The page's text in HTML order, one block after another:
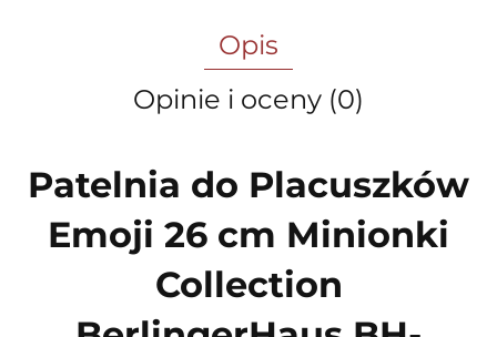
Opis
Opinie i oceny (0)
Patelnia do Placuszków
Emoji 26 cm Minionki
Collection